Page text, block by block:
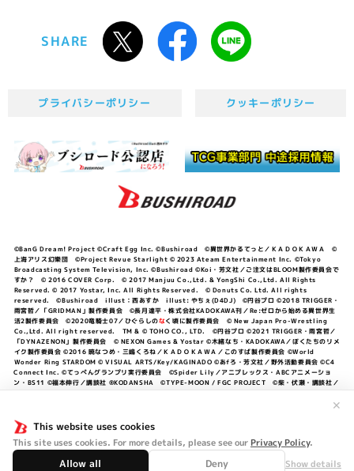
This website uses cookies
This site uses cookies. For more details, please see our Privacy Policy.
Allow all Deny Show details
✕
SHARE
プライバシーポリシー クッキーポリシー
©BanG Dream! Project ©Craft Egg Inc. ©Bushiroad ©異世界かるてっと／ＫＡＤＯＫＡＷＡ ©
上海アリス幻樂団 ©Project Revue Starlight © 2023 Ateam Entertainment Inc. ©Tokyo
Broadcasting System Television, Inc. ©Bushiroad ©Koi・芳文社／ご注文はBLOOM製作委員会で
すか？ © 2016 COVER Corp. © 2017 Manjuu Co.,Ltd. & YongShi Co.,Ltd. All Rights
Reserved. © 2017 Yostar, Inc. All Rights Reserved. © Donuts Co. Ltd. All rights
reserved. ©Bushiroad illust：西あすか illust: やちぇ(D4DJ) ©円谷プロ ©2018 TRIGGER・
雨宮哲／「GRIDMAN」製作委員会 ©長月達平・株式会社KADOKAWA刊／Re:ゼロから始める異世界生
活2製作委員会 ©2020竜騎士07／ひぐらしのなく頃に製作委員会 © New Japan Pro-Wrestling
Co.,Ltd. All right reserved. TM & © TOHO CO., LTD. ©円谷プロ ©2021 TRIGGER・雨宮哲／
「DYNAZENON」製作委員会 © NEXON Games & Yostar ©木緒なち・KADOKAWA／ぼくたちのリメ
イク製作委員会 ©2016 暁なつめ・三嶋くろね／ＫＡＤＯＫＡＷＡ／このすば製作委員会 ©World
Wonder Ring STARDOM © VISUAL ARTS/Key/KAGINADO ©あfろ・芳文社／野外活動委員会 ©C4
Connect Inc. ©てっぺんグランプリ実行委員会 ©Spider Lily／アニプレックス・ABCアニメーショ
ン・BS11 ©福本伸行／講談社 ®KODANSHA ©TYPE-MOON / FGC PROJECT ©柴・伏瀬・講談社／
©中村力斗・野澤ゆき子／集英社・君のことが大大大大大好きな製作委員会 ©IIS-P／ぽんのみち製作委
員会 ©円谷プロ ©2023 TRIGGER・雨宮哲／「劇場版グリッドマンユニバース」製作委員会 © NEXON
Games／アビドス商店街 ©プロジェクトラブライブ！蓮ノ空女学院スクールアイドルクラブ ©「勇気爆
発バーンブレイバーン」製作委員会